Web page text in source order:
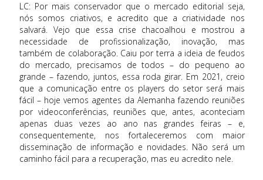
LC: Por mais conservador que o mercado editorial seja,
nós somos criativos, e acredito que a criatividade nos
salvará. Vejo que essa crise chacoalhou e mostrou a
necessidade de profissionalização, inovação, mas
também de colaboração. Caiu por terra a ideia de feudos
do mercado, precisamos de todos – do pequeno ao
grande – fazendo, juntos, essa roda girar. Em 2021, creio
que a comunicação entre os players do setor será mais
fácil – hoje vemos agentes da Alemanha fazendo reuniões
por videoconferências, reuniões que, antes, aconteciam
apenas duas vezes ao ano nas grandes feiras – e,
consequentemente, nos fortaleceremos com maior
disseminação de informação e novidades. Não será um
caminho fácil para a recuperação, mas eu acredito nele.